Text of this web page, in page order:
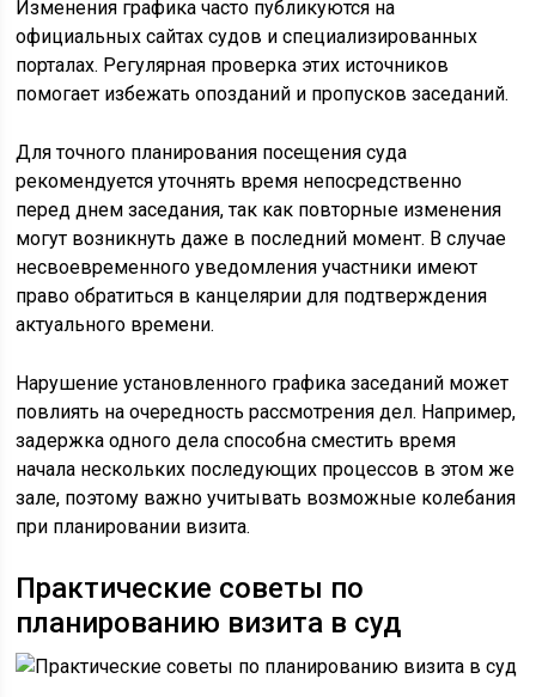
Изменения графика часто публикуются на
официальных сайтах судов и специализированных
порталах. Регулярная проверка этих источников
помогает избежать опозданий и пропусков заседаний.
Для точного планирования посещения суда
рекомендуется уточнять время непосредственно
перед днем заседания, так как повторные изменения
могут возникнуть даже в последний момент. В случае
несвоевременного уведомления участники имеют
право обратиться в канцелярии для подтверждения
актуального времени.
Нарушение установленного графика заседаний может
повлиять на очередность рассмотрения дел. Например,
задержка одного дела способна сместить время
начала нескольких последующих процессов в этом же
зале, поэтому важно учитывать возможные колебания
при планировании визита.
Практические советы по
планированию визита в суд